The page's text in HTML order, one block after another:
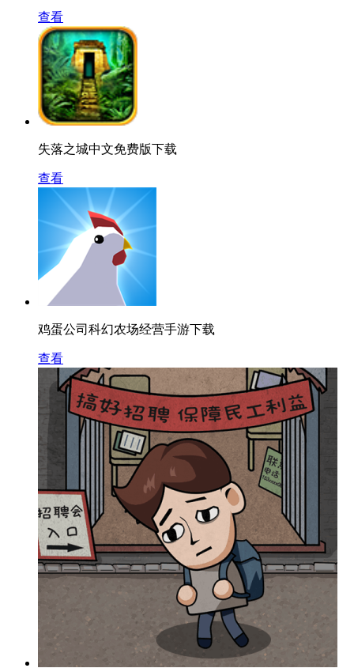
查看
失落之城中文免费版下载
查看
鸡蛋公司科幻农场经营手游下载
查看